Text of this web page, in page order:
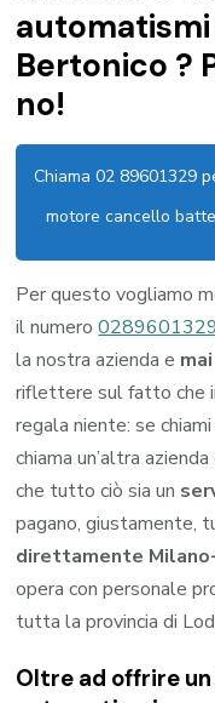
Bertonico ?
no!
Chiama 02 89601329
motore cancello
Per questo vogliamo
il numero
la nostra azienda e
riflettere sul fatto che
regala niente: se
chiama un’altra
che tutto ciò sia un
pagano, giustamente,
direttamente
opera con personale
tutta la provincia di
Oltre ad offrire